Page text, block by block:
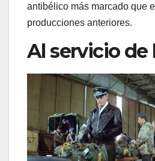
antibélico más marcado que
producciones anteriores.
Al servicio de